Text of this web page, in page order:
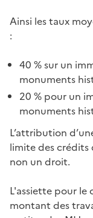
Ainsi les taux
:
40 % sur un
monuments
20 % pour un
monuments
L’attribution
limite des crédits
non un droit.
L'assiette pour le
montant des